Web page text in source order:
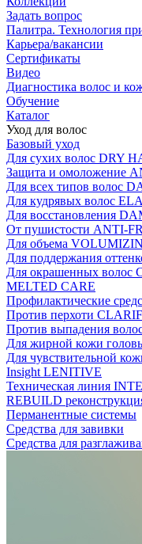
Задать вопрос
Палитра. Технология
Карьера/вакансии
Сертификаты
Видео
Диагностика волос и
Обучение
Каталог
Уход для волос
Базовый уход
Для сухих волос DRY
Защита и омоложение
Для всех типов волос
Для кудрявых волос
Для восстановления
От пушистости ANTI-
Для объема
Для поддержания
Для окрашенных волос
MELTED CARE
Профилактические
Против перхоти
Против выпадения
Для жирной кожи
Для чувствительной
Insight LENITIVE
Техническая линия
REBUILD
Перманентные системы
Средства для завивки
Средства для